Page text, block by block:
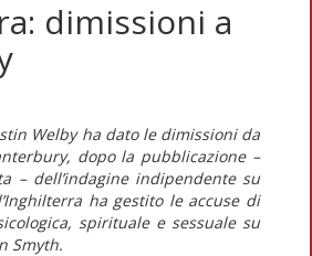
dimissioni a
Welby ha dato le dimissioni da
dopo la pubblicazione –
– dell’indagine indipendentesu
ha gestito le accuse di
spirituale e sessuale su
Smyth.